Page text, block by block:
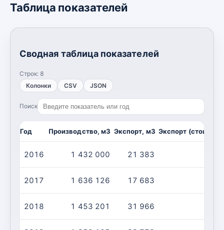
Таблица показателей
Сводная таблица показателей
Строк: 8
Колонки
CSV JSON
Поиск
Год Производство, м3 Экспорт, м3 Экспорт
2016 1 432 000 21 383
2017 1 636 126 17 683
2018 1 453 201 31 966